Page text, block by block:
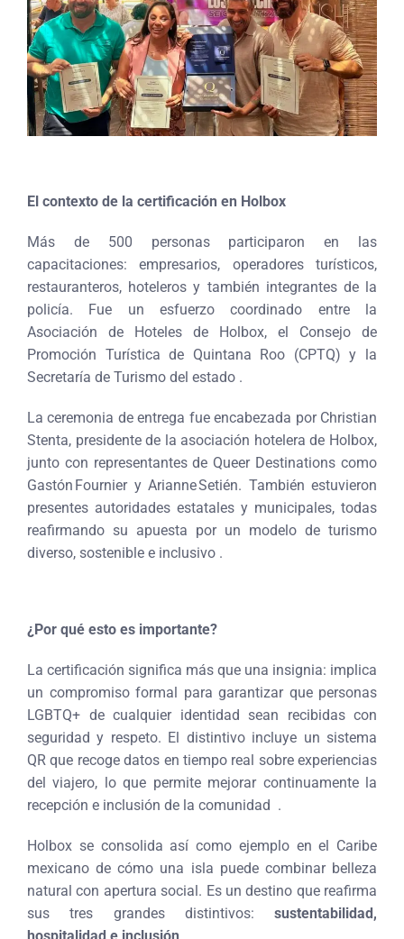
El contexto de la certificación en Holbox
Más de 500 personas participaron en las
capacitaciones: empresarios, operadores turísticos,
restauranteros, hoteleros y también integrantes de la
policía. Fue un esfuerzo coordinado entre la
Asociación de Hoteles de Holbox, el Consejo de
Promoción Turística de Quintana Roo (CPTQ) y la
Secretaría de Turismo del estado .
La ceremonia de entrega fue encabezada por Christian
Stenta, presidente de la asociación hotelera de Holbox,
junto con representantes de Queer Destinations como
Gastón Fournier y Arianne Setién. También estuvieron
presentes autoridades estatales y municipales, todas
reafirmando su apuesta por un modelo de turismo
diverso, sostenible e inclusivo .
¿Por qué esto es importante?
La certificación significa más que una insignia: implica
un compromiso formal para garantizar que personas
LGBTQ+ de cualquier identidad sean recibidas con
seguridad y respeto. El distintivo incluye un sistema
QR que recoge datos en tiempo real sobre experiencias
del viajero, lo que permite mejorar continuamente la
recepción e inclusión de la comunidad .
Holbox se consolida así como ejemplo en el Caribe
mexicano de cómo una isla puede combinar belleza
natural con apertura social. Es un destino que reafirma
sus tres grandes distintivos: sustentabilidad,